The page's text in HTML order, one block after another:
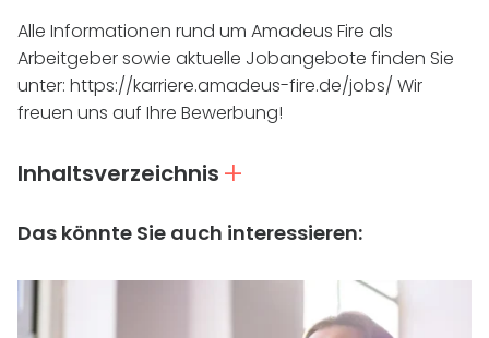
Alle Informationen rund um Amadeus Fire als
Arbeitgeber sowie aktuelle Jobangebote finden Sie
unter: https://karriere.amadeus-fire.de/jobs/ Wir
freuen uns auf Ihre Bewerbung!
Inhaltsverzeichnis
Das könnte Sie auch interessieren: